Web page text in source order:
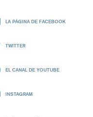
LA PÁGINA DE FACEBOOK
TWITTER
EL CANAL DE YOUTUBE
INSTAGRAM